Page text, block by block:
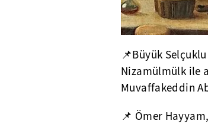
📌Büyük
Nizamülmülk ile
Muvaffakeddin
📌 Ömer